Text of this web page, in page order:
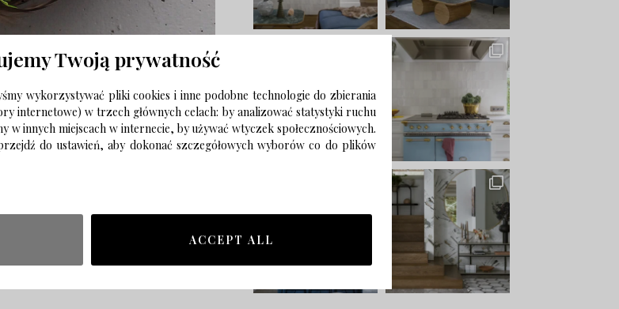
Twoją prywatność
wykorzystywać pliki cookies i inne podobne technologie do zbierania
internetowe) w trzech głównych celach: by analizować statystyki ruchu
w innych miejscach w internecie, by używać wtyczek społecznościowych.
do ustawień, aby dokonać szczegółowych wyborów co do plików
ACCEPT ALL